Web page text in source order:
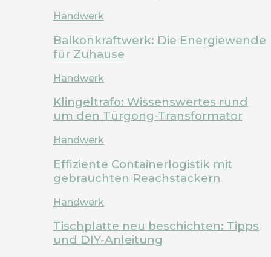
Handwerk
Balkonkraftwerk: Die Energiewende
für Zuhause
Handwerk
Klingeltrafo: Wissenswertes rund
um den Türgong-Transformator
Handwerk
Effiziente Containerlogistik mit
gebrauchten Reachstackern
Handwerk
Tischplatte neu beschichten: Tipps
und DIY-Anleitung